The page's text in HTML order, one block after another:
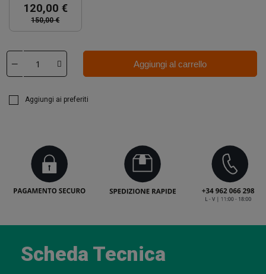
120,00 €
150,00 €
Aggiungi al carrello
Aggiungi ai preferiti
Scheda Tecnica